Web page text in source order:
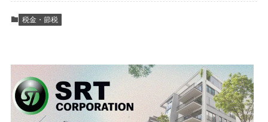
税金・節税